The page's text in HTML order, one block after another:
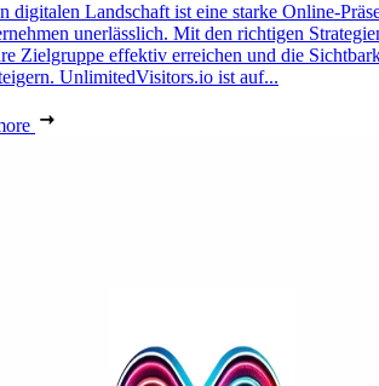
digitalen Landschaft ist eine starke Online-
unerlässlich. Mit den richtigen
Zielgruppe effektiv erreichen und die
UnlimitedVisitors.io ist auf...